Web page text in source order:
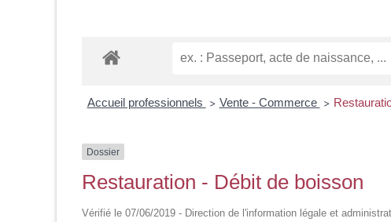
Accueil professionnels > Vente - Commerce >
Dossier
Restauration - Débit de boisson
Vérifié le 07/06/2019 - Direction de l'information légale et